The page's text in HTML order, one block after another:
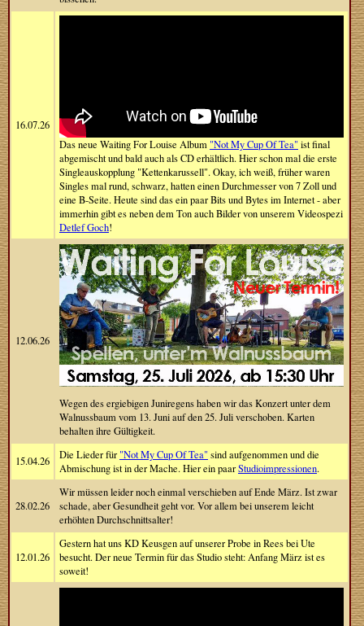
16.07.26
Das neue Waiting For Louise Album "Not My Cup Of Tea" ist final
abgemischt und bald auch als CD erhältlich. Hier schon mal die erste
Singleauskopplung "Kettenkarussell". Okay, ich weiß, früher waren
Singles mal rund, schwarz, hatten einen Durchmesser von 7 Zoll und
eine B-Seite. Heute sind das ein paar Bits und Bytes im Internet - aber
immerhin gibt es neben dem Ton auch Bilder von unserem Videospezi
Detlef Goch!
12.06.26
Wegen des ergiebigen Juniregens haben wir das Konzert unter dem
Walnussbaum vom 13. Juni auf den 25. Juli verschoben. Karten
behalten ihre Gültigkeit.
15.04.26 Die Lieder für "Not My Cup Of Tea" sind aufgenommen und die
Abmischung ist in der Mache. Hier ein paarStudioimpressionen.
28.02.26
Wir müssen leider noch einmal verschieben auf Ende März. Ist zwar
schade, aber Gesundheit geht vor. Vor allem bei unserem leicht
erhöhten Durchschnittsalter!
12.01.26
Gestern hat uns KD Keusgen auf unserer Probe in Rees bei Ute
besucht. Der neue Termin für das Studio steht: Anfang März ist es
soweit!